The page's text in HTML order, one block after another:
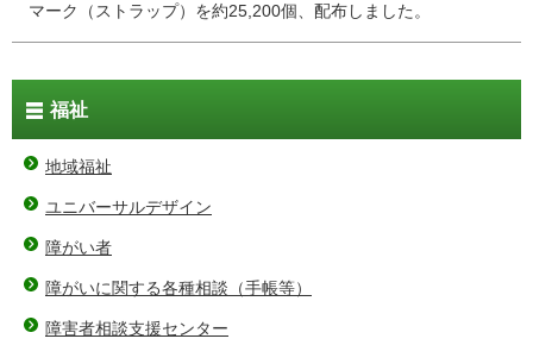
マーク（ストラップ）を約25,200個、配布しました。
福祉
地域福祉
ユニバーサルデザイン
障がい者
障がいに関する各種相談（手帳等）
障害者相談支援センター